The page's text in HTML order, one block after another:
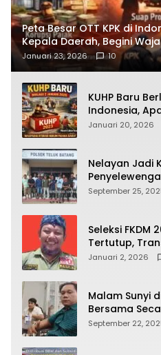
Peta Besar OTT KPK di
Kepala Daerah, Begini
Terbongkar
Januari 23, 2026 10
KUHP Baru
Indonesia,
Kehidupan
Januari 20, 2026
Nelayan Jadi
64.78809
September 25,
Seleksi FKDM
Tertutup,
Januari 2, 2026
Malam Sunyi
Bersama
September 22,